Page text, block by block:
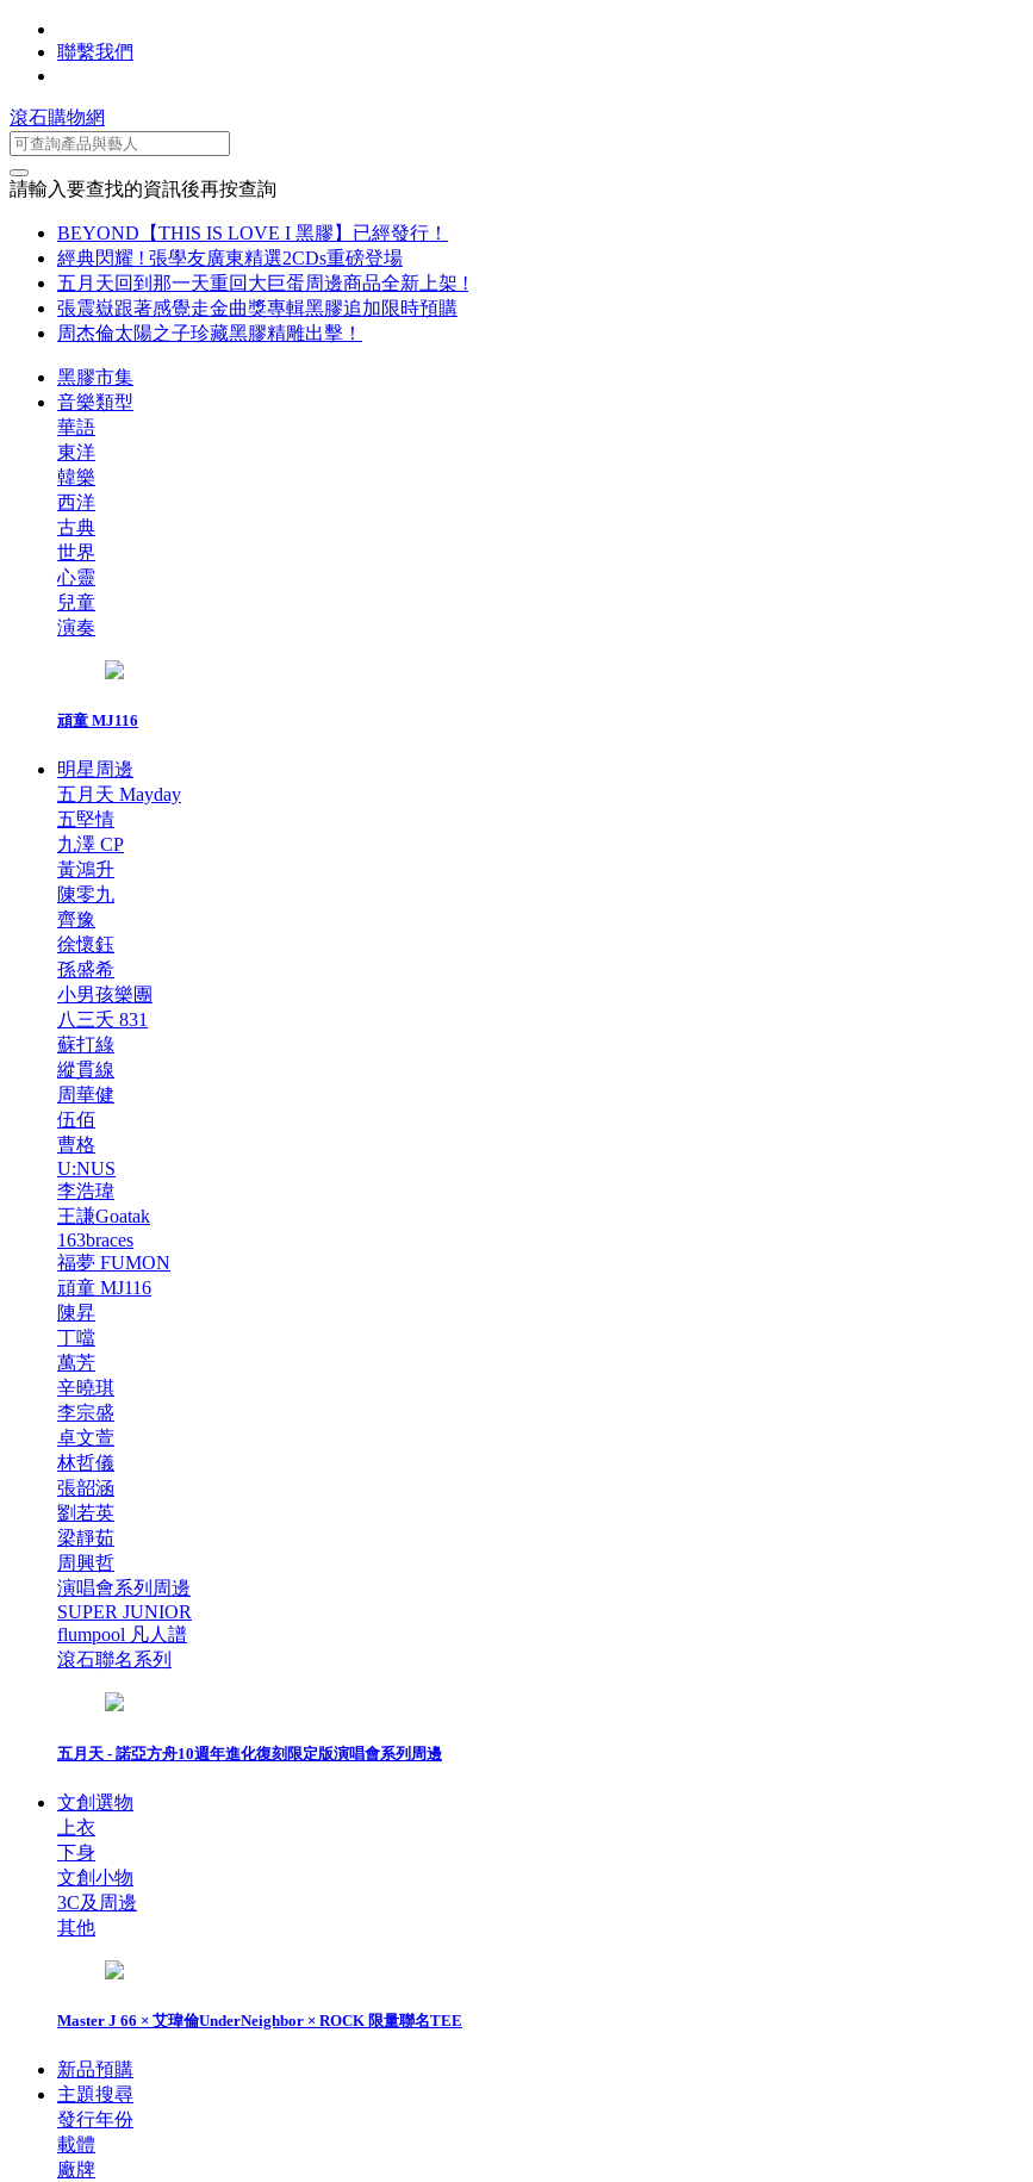
聯繫我們
滾石購物網
請輸入要查找的資訊後再按查詢
BEYOND【THIS IS LOVE I 黑膠】已經發行！
經典閃耀 ! 張學友廣東精選2CDs重磅登場
五月天回到那一天重回大巨蛋周邊商品全新上架 !
張震嶽跟著感覺走金曲獎專輯黑膠追加限時預購
周杰倫太陽之子珍藏黑膠精雕出擊！
黑膠市集
音樂類型
華語
東洋
韓樂
西洋
古典
世界
心靈
兒童
演奏
頑童 MJ116
明星周邊
五月天 Mayday
五堅情
九澤 CP
黃鴻升
陳零九
齊豫
徐懷鈺
孫盛希
小男孩樂團
八三夭 831
蘇打綠
縱貫線
周華健
伍佰
曹格
U:NUS
李浩瑋
王謙Goatak
163braces
福夢 FUMON
頑童 MJ116
陳昇
丁噹
萬芳
辛曉琪
李宗盛
卓文萱
林哲儀
張韶涵
劉若英
梁靜茹
周興哲
演唱會系列周邊
SUPER JUNIOR
flumpool 凡人譜
滾石聯名系列
五月天 - 諾亞方舟10週年進化復刻限定版演唱會系列周邊
文創選物
上衣
下身
文創小物
3C及周邊
其他
Master J 66 × 艾瑋倫UnderNeighbor × ROCK 限量聯名TEE
新品預購
主題搜尋
發行年份
載體
廠牌